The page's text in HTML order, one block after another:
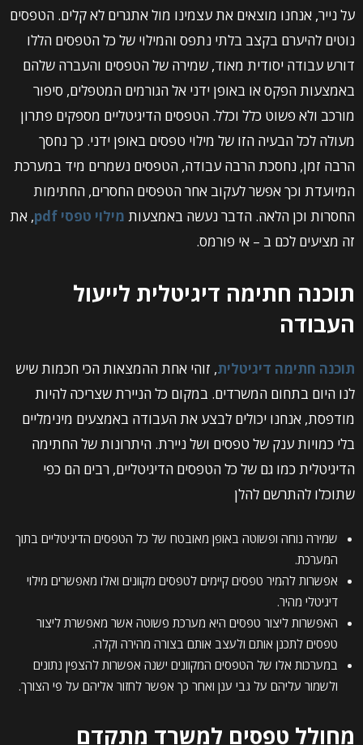
על נייר, אנחנו מוצאים את עצמינו מול אתגרים לא קלים. הטפסים
נוטים להיערם בקצב בלתי נתפס והמילוי של כל הטפסים הללו
דורש עבודה יסודית מאוד, שמירה של הטפסים והעברה שלהם
באמצעות הפקס או באופן ידני אל הגורמים המטפלים, סיפור
מורכב ולא פשוט כלל וכלל. הטפסים הדיגיטליים מספקים פתרון
מעולה לכל הבעיה הזו של מילוי טפסים באופן ידני. כך נחסך
הרבה זמן, נחסכת הרבה עבודה, הטפסים נשמרים מיד במערכת
המיועדת וכך אפשר לעקוב אחר הטפסים החסרים, החתימות
החסרות וכן הלאה. הדבר נעשה באמצעות מילוי טפסי pdf
, את
זה מציעים לכם ב – אי פורמס.
תוכנה חתימה דיגיטלית לייעול
העבודה
תוכנה חתימה דיגיטלית, זוהי אחת ההמצאות הכי חכמות שיש
לנו היום בתחום המשרדים. במקום כל הניירת שצריכה להיות
מודפסת, אנחנו יכולים לבצע את העבודה באמצעים מינימליים
בלי כמויות ענק של טפסים ושל ניירת. היתרונות של החתימה
הדיגיטלית כמו גם של כל הטפסים הדיגיטליים, רבים הם כפי
שתוכלו להתרשם להלן
שמירה נוחה ופשוטה באופן מאובטח של כל הטפסים הדיגיטליים בתוך
המערכת.
אפשרות להמיר טפסים קיימים לטפסים מקוונים ואלו מאפשרים מילוי
דיגיטלי מהיר.
האפשרות ליצור טפסים היא מערכת פשוטה אשר מאפשרת ליצור
טפסים לתכנן אותם ולעצב אותם בצורה מהירה וקלה.
במערכות אלו של הטפסים המקוונים ישנה אפשרות להצפין נתונים
ולשמור עליהם על גבי ענן ואחר כך אפשר לחזור אליהם על פי הצורך.
מחולל טפסים למשרד מתקדם